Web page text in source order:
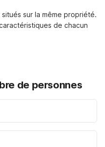
sur la même propriété.
de chacun
de personnes